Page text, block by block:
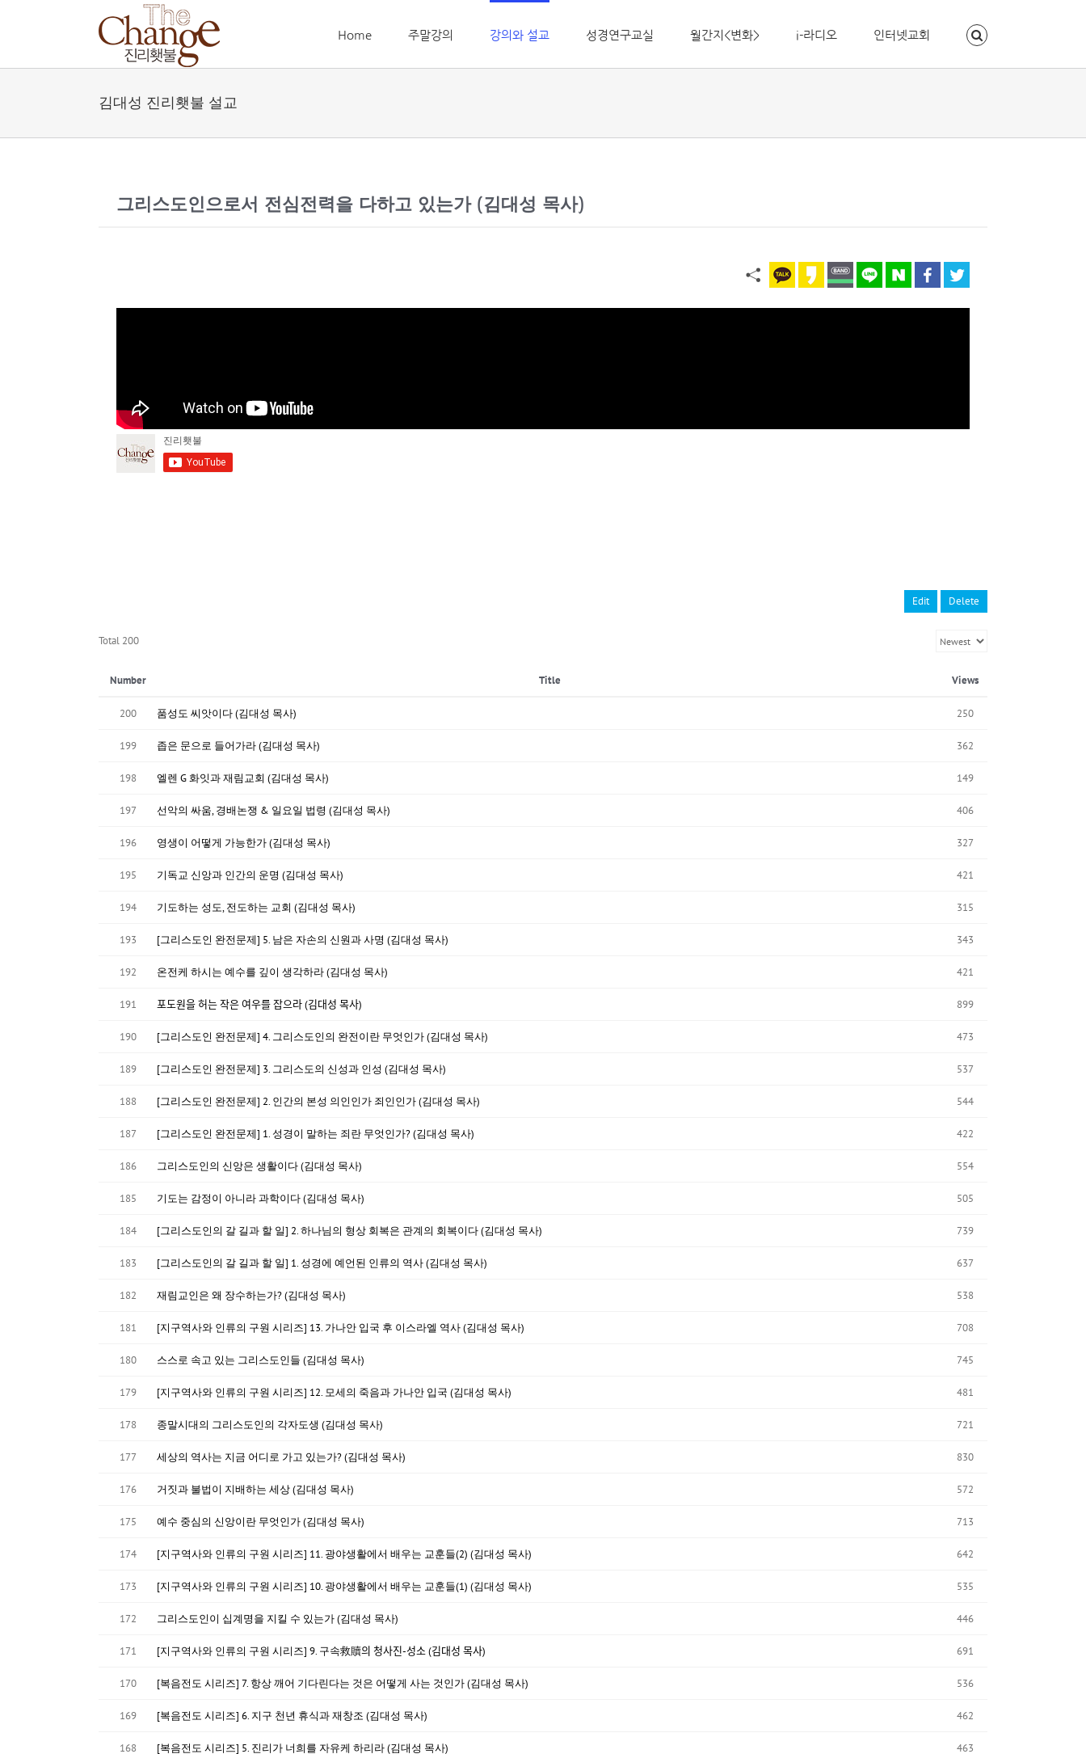
Home 주말강의 강의와 설교 성경연구교실 월간지<변화> i-라디오 인터넷교회
김대성 진리횃불 설교
그리스도인으로서 전심전력을 다하고 있는가 (김대성 목사)
Edit Delete
Total 200
Number Title Views
200 품성도 씨앗이다 (김대성 목사) 250
199 좁은 문으로 들어가라 (김대성 목사) 362
198 엘렌 G 화잇과 재림교회 (김대성 목사) 149
197 선악의 싸움, 경배논쟁 & 일요일 법령 (김대성 목사) 406
196 영생이 어떻게 가능한가 (김대성 목사) 327
195 기독교 신앙과 인간의 운명 (김대성 목사) 421
194 기도하는 성도, 전도하는 교회 (김대성 목사) 315
193 [그리스도인 완전문제] 5. 남은 자손의 신원과 사명 (김대성 목사) 343
192 온전케 하시는 예수를 깊이 생각하라 (김대성 목사) 421
191 포도원을 허는 작은 여우를 잡으라 (김대성 목사) 899
190 [그리스도인 완전문제] 4. 그리스도인의 완전이란 무엇인가 (김대성 목사) 473
189 [그리스도인 완전문제] 3. 그리스도의 신성과 인성 (김대성 목사) 537
188 [그리스도인 완전문제] 2. 인간의 본성 의인인가 죄인인가 (김대성 목사) 544
187 [그리스도인 완전문제] 1. 성경이 말하는 죄란 무엇인가? (김대성 목사) 422
186 그리스도인의 신앙은 생활이다 (김대성 목사) 554
185 기도는 감정이 아니라 과학이다 (김대성 목사) 505
184 [그리스도인의 갈 길과 할 일] 2. 하나님의 형상 회복은 관계의 회복이다 (김대성 목사) 739
183 [그리스도인의 갈 길과 할 일] 1. 성경에 예언된 인류의 역사 (김대성 목사) 637
182 재림교인은 왜 장수하는가? (김대성 목사) 538
181 [지구역사와 인류의 구원 시리즈] 13. 가나안 입국 후 이스라엘 역사 (김대성 목사) 708
180 스스로 속고 있는 그리스도인들 (김대성 목사) 745
179 [지구역사와 인류의 구원 시리즈] 12. 모세의 죽음과 가나안 입국 (김대성 목사) 481
178 종말시대의 그리스도인의 각자도생 (김대성 목사) 721
177 세상의 역사는 지금 어디로 가고 있는가? (김대성 목사) 830
176 거짓과 불법이 지배하는 세상 (김대성 목사) 572
175 예수 중심의 신앙이란 무엇인가 (김대성 목사) 713
174 [지구역사와 인류의 구원 시리즈] 11. 광야생활에서 배우는 교훈들(2) (김대성 목사) 642
173 [지구역사와 인류의 구원 시리즈] 10. 광야생활에서 배우는 교훈들(1) (김대성 목사) 535
172 그리스도인이 십계명을 지킬 수 있는가 (김대성 목사) 446
171 [지구역사와 인류의 구원 시리즈] 9. 구속救贖의 청사진-성소 (김대성 목사) 691
170 [복음전도 시리즈] 7. 항상 깨어 기다린다는 것은 어떻게 사는 것인가 (김대성 목사) 536
169 [복음전도 시리즈] 6. 지구 천년 휴식과 재창조 (김대성 목사) 462
168 [복음전도 시리즈] 5. 진리가 너희를 자유케 하리라 (김대성 목사) 463